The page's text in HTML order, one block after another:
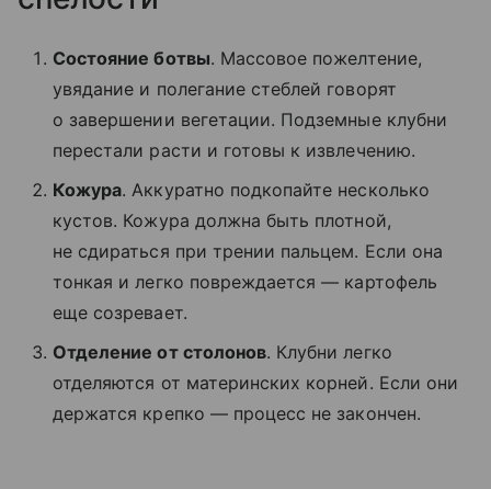
Состояние ботвы. Массовое пожелтение,
увядание и полегание стеблей говорят
о завершении вегетации. Подземные клубни
перестали расти и готовы к извлечению.
Кожура. Аккуратно подкопайте несколько
кустов. Кожура должна быть плотной,
не сдираться при трении пальцем. Если она
тонкая и легко повреждается — картофель
еще созревает.
Отделение от столонов. Клубни легко
отделяются от материнских корней. Если они
держатся крепко — процесс не закончен.